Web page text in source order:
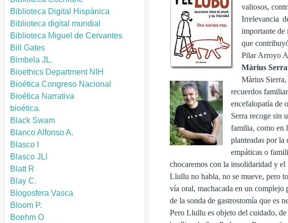
Biblioteca Digital Hispánica
Biblioteca digital mundial
Biblioteca Miguel de Cervantes
Bill Gates
Bimbela JL.
Bioethics Department NIH
Bioética Congreso Nacional
Bioética Narrativa
bioética.
Black Swam
Blanco Alfonso A.
Blasco I
Blasco JLl
Blatt R
Blay C.
Blogosfera Vasca
Bloom P.
Boehm O
valiosos,
Irrelevancia
importante de
que
Pilar Arroyo
Màrius
Màrius
recuerdos
encefalopatía de
Serra recoge sin
familia, como en
planteadas por la
empáticas o
chocaremos con la insolidaridad y
Llullu no habla, no se mueve, pero
vía oral, machacada en un complejo
de la sonda de gastrostomía que es
Pero Llullu es objeto del cuidado,